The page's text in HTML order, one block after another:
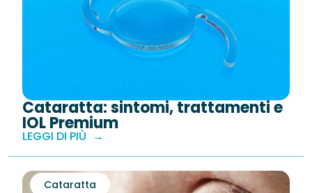
Cataratta: sintomi, trattamenti e
IOL Premium
LEGGI DI PIÙ
Cataratta